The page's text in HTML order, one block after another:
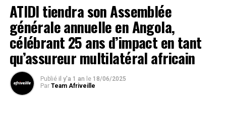
ATIDI tiendra son Assemblée
générale annuelle en Angola,
célébrant 25 ans d’impact en tant
qu’assureur multilatéral africain
Publié il y'a 1 an le 18/06/2025
Par Team Afriveille